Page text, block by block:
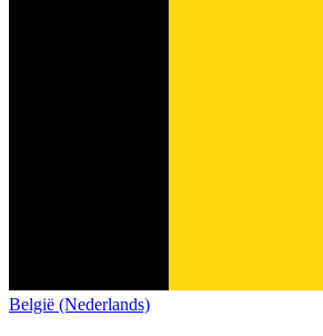
België (Nederlands)